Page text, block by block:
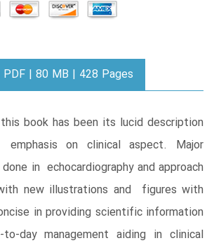
| 80 MB | 428 Pages
book has been its lucid description
on clinical aspect. Major
in echocardiography and approach
new illustrations and figures with
in providing scientific information
day management aiding in clinical